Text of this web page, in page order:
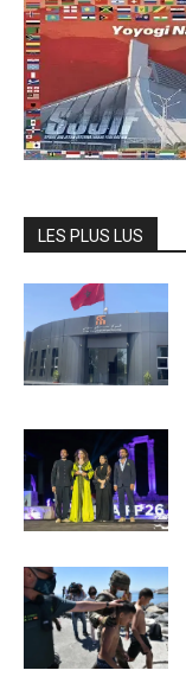
LES PLUS LUS